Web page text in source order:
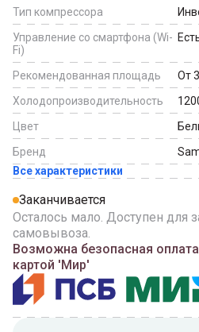
Тип компрессора
Управление со смартфона (Wi-
Fi)
Рекомендованная площадь От
Холодопроизводительность
Цвет
Бренд
Все характеристики
Заканчивается
Осталось мало. Доступен для
самовывоза.
Возможна безопасная
картой 'Мир'